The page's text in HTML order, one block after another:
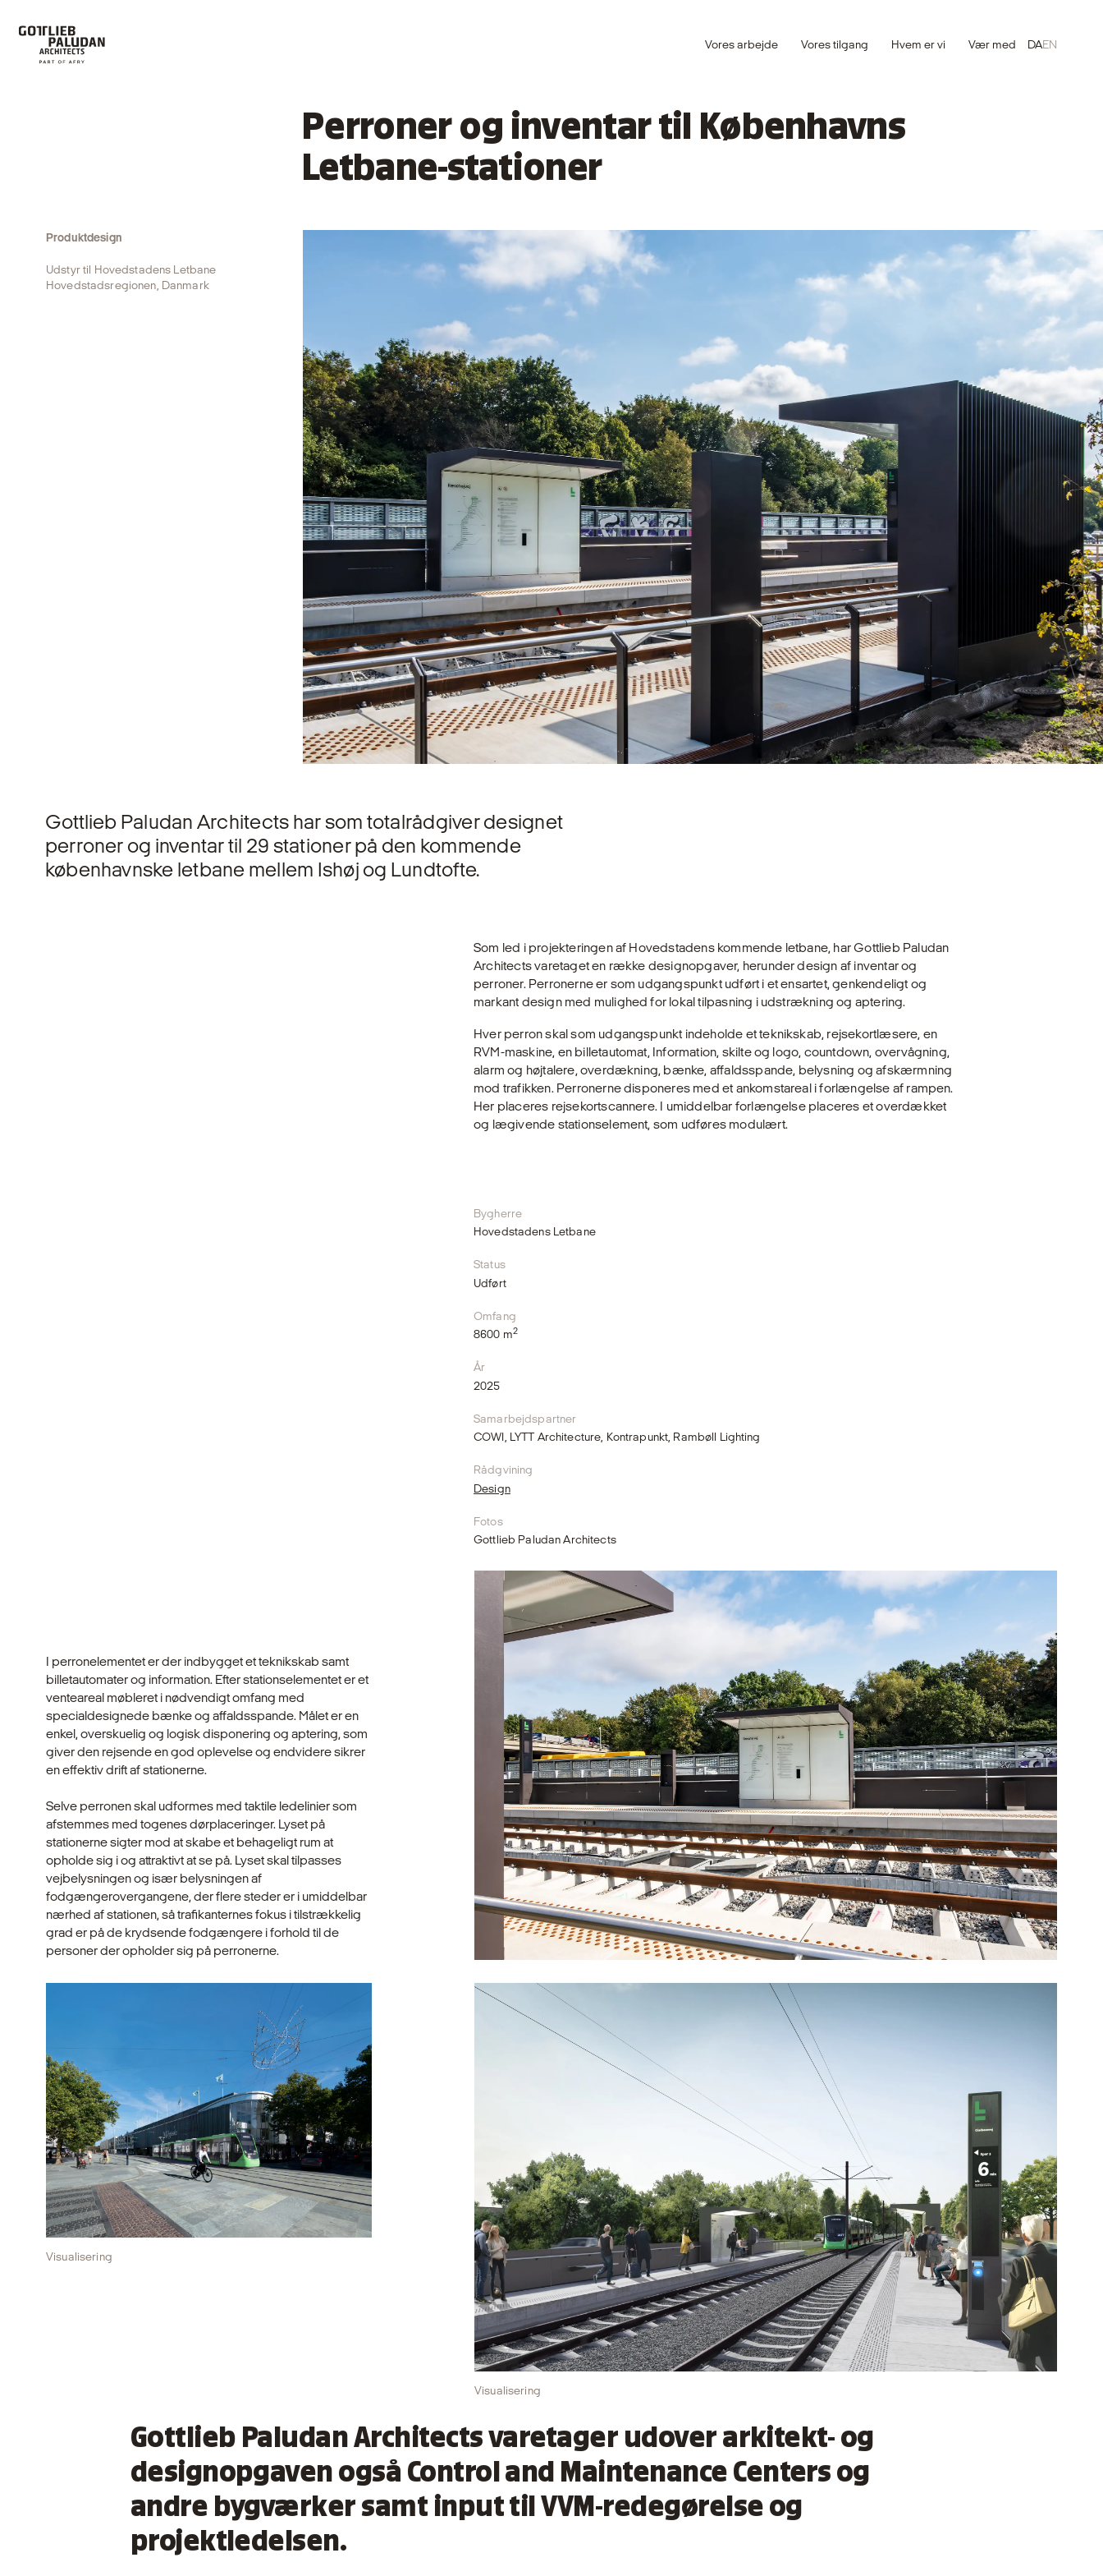
Vores arbejde Vores tilgang Hvem er vi Vær med DAEN
Perroner og inventar til Københavns
Letbane-stationer
Produktdesign
Udstyr til Hovedstadens Letbane
Hovedstadsregionen, Danmark
Gottlieb Paludan Architects har som totalrådgiver designet
perroner og inventar til 29 stationer på den kommende
københavnske letbane mellem Ishøj og Lundtofte.
Som led i projekteringen af Hovedstadens kommende letbane, har Gottlieb Paludan
Architects varetaget en række designopgaver, herunder design af inventar og
perroner. Perronerne er som udgangspunkt udført i et ensartet, genkendeligt og
markant design med mulighed for lokal tilpasning i udstrækning og aptering.
Hver perron skal som udgangspunkt indeholde et teknikskab, rejsekortlæsere, en
RVM-maskine, en billetautomat, Information, skilte og logo, countdown, overvågning,
alarm og højtalere, overdækning, bænke, affaldsspande, belysning og afskærmning
mod trafikken. Perronerne disponeres med et ankomstareal i forlængelse af rampen.
Her placeres rejsekortscannere. I umiddelbar forlængelse placeres et overdækket
og lægivende stationselement, som udføres modulært.
Bygherre
Hovedstadens Letbane
Status
Udført
Omfang
8600 m2
År
2025
Samarbejdspartner
COWI, LYTT Architecture, Kontrapunkt, Rambøll Lighting
Rådgvining
Design
Fotos
Gottlieb Paludan Architects
I perronelementet er der indbygget et teknikskab samt
billetautomater og information. Efter stationselementet er et
venteareal møbleret i nødvendigt omfang med
specialdesignede bænke og affaldsspande. Målet er en
enkel, overskuelig og logisk disponering og aptering, som
giver den rejsende en god oplevelse og endvidere sikrer
en effektiv drift af stationerne.
Selve perronen skal udformes med taktile ledelinier som
afstemmes med togenes dørplaceringer. Lyset på
stationerne sigter mod at skabe et behageligt rum at
opholde sig i og attraktivt at se på. Lyset skal tilpasses
vejbelysningen og især belysningen af
fodgængerovergangene, der flere steder er i umiddelbar
nærhed af stationen, så trafikanternes fokus i tilstrækkelig
grad er på de krydsende fodgængere i forhold til de
personer der opholder sig på perronerne.
Visualisering
Visualisering
Gottlieb Paludan Architects varetager udover arkitekt- og
designopgaven også Control and Maintenance Centers og
andre bygværker samt input til VVM-redegørelse og
projektledelsen.